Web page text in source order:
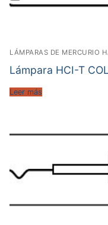
LÁMPARAS DE MERCURIO
Lámpara HCI-T
Leer más